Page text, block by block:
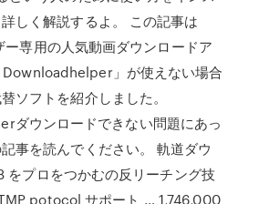
しく解説するよ。 この記事は
専用の人気動画ダウンロードア
Downloadhelper」が使えない場合
ソフトを紹介しました。
ダウンロードできない問題にあっ
事を読んでください。 軌道ダウ
をプロをつかむの反リーチング技
potocol サポート … 1,746,000